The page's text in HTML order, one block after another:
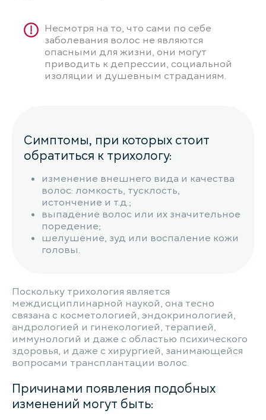
Несмотря на то, что сами по себе
заболевания волос не являются
опасными для жизни, они могут
приводить к депрессии, социальной
изоляции и душевным страданиям.
Симптомы, при которых стоит
обратиться к трихологу:
изменение внешнего вида и качества
волос: ломкость, тусклость,
истончение и т.д.;
выпадение волос или их значительное
поредение;
шелушение, зуд или воспаление кожи
головы.
Поскольку трихология является
междисциплинарной наукой, она тесно
связана с косметологией, эндокринологией,
андрологией и гинекологией, терапией,
иммунологий и даже с областью психического
здоровья, и даже с хирургией, занимающейся
вопросами трансплантации волос.
Причинами появления подобных
изменений могут быть: